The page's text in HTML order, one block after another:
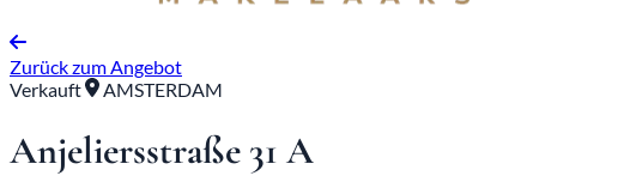
Zurück zum Angebot
Verkauft
AMSTERDAM
Anjeliersstraße 31 A